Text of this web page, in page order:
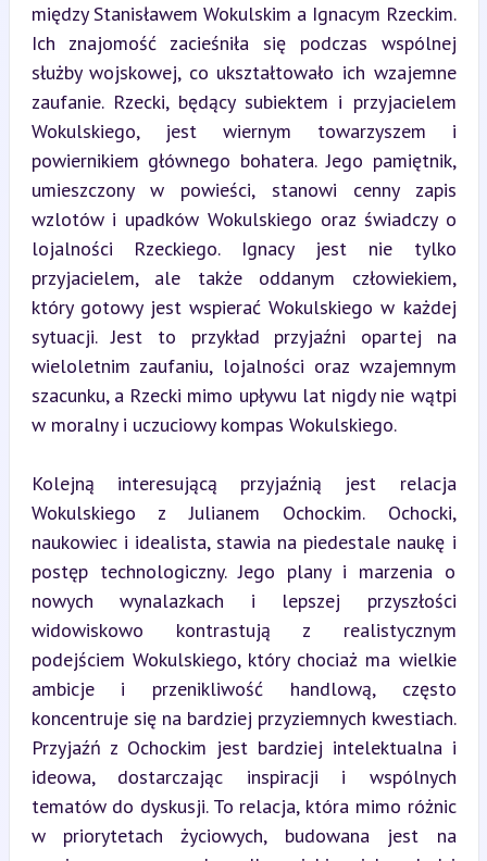
między Stanisławem Wokulskim a Ignacym Rzeckim.
Ich znajomość zacieśniła się podczas wspólnej
służby wojskowej, co ukształtowało ich wzajemne
zaufanie. Rzecki, będący subiektem i przyjacielem
Wokulskiego, jest wiernym towarzyszem i
powiernikiem głównego bohatera. Jego pamiętnik,
umieszczony w powieści, stanowi cenny zapis
wzlotów i upadków Wokulskiego oraz świadczy o
lojalności Rzeckiego. Ignacy jest nie tylko
przyjacielem, ale także oddanym człowiekiem,
który gotowy jest wspierać Wokulskiego w każdej
sytuacji. Jest to przykład przyjaźni opartej na
wieloletnim zaufaniu, lojalności oraz wzajemnym
szacunku, a Rzecki mimo upływu lat nigdy nie wątpi
w moralny i uczuciowy kompas Wokulskiego.
Kolejną interesującą przyjaźnią jest relacja
Wokulskiego z Julianem Ochockim. Ochocki,
naukowiec i idealista, stawia na piedestale naukę i
postęp technologiczny. Jego plany i marzenia o
nowych wynalazkach i lepszej przyszłości
widowiskowo kontrastują z realistycznym
podejściem Wokulskiego, który chociaż ma wielkie
ambicje i przenikliwość handlową, często
koncentruje się na bardziej przyziemnych kwestiach.
Przyjaźń z Ochockim jest bardziej intelektualna i
ideowa, dostarczając inspiracji i wspólnych
tematów do dyskusji. To relacja, która mimo różnic
w priorytetach życiowych, budowana jest na